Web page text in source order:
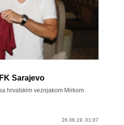
Sarajevo
hrvatskim veznjakom Mirkom
26.06.19. 01:07